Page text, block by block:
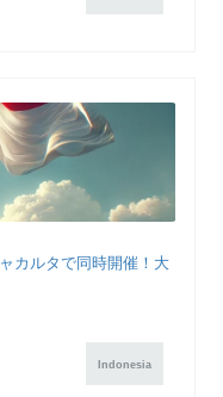
カルタで同時開催！大
Indonesia